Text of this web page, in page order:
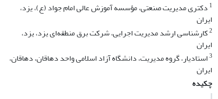
1 دکتری مدیریت صنعتی، مؤسسه آموزش عالی امام جواد (ع)، یزد،
ایران
2کارشناسی ارشد مدیریت اجرایی، شرکت برق منطقه‌ای یزد، یزد،
ایران
3استادیار، گروه مدیریت، دانشگاه آزاد اسلامی واحد دهاقان، دهاقان،
ایران
چکیده